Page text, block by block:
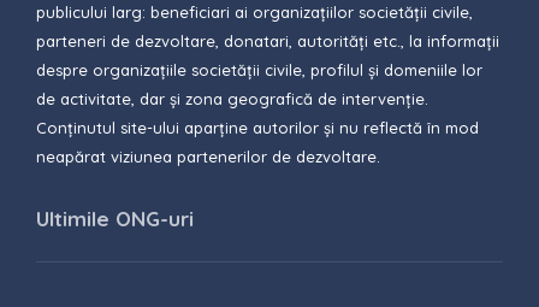
publicului larg: beneficiari ai organizațiilor societății civile,
parteneri de dezvoltare, donatari, autorități etc., la informații
despre organizațiile societății civile, profilul și domeniile lor
de activitate, dar și zona geografică de intervenție.
Conținutul site-ului aparține autorilor și nu reflectă în mod
neapărat viziunea partenerilor de dezvoltare.
Ultimile ONG-uri